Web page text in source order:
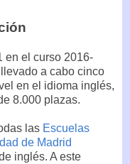
en el curso 2016-
a cabo cinco
en el idioma inglés,
8.000 plazas.
las Escuelas
de Madrid
inglés. A este